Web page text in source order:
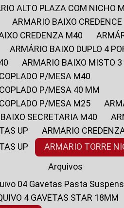
ALTO PLAZA COM NICHO
ARMARIO BAIXO
CREDENZA M40
ARMÁRIO BAIXO DUPLO 4
ARMARIO BAIXO MISTO
P/MESA M40
P/MESA 40 MM
P/MESA M25
BAIXO SECRETARIA M40
UP
ARMARIO
UP
ARMARIO TORRE
Arquivos
04 Gavetas Pasta
4 GAVETAS STAR 18MM